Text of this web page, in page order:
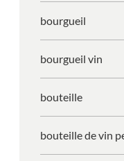
bourgueil
bourgueil vin
bouteille
bouteille de vin